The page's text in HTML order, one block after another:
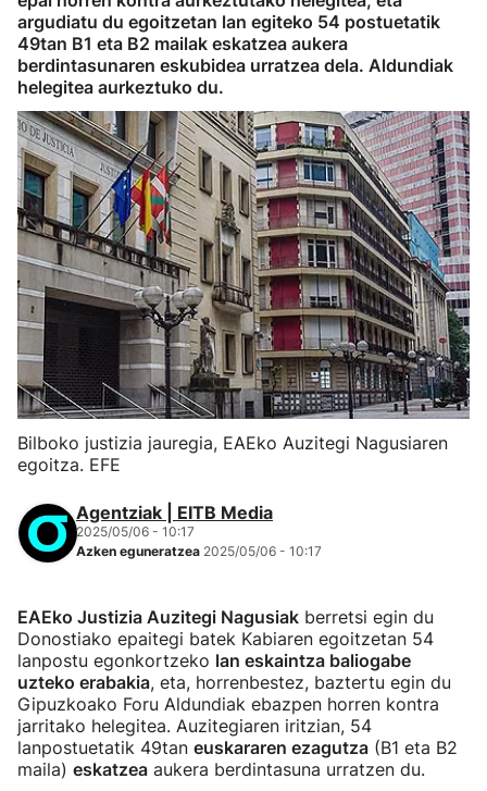
argudiatu du egoitzetan lan egiteko 54 postuetatik
49tan B1 eta B2 mailak eskatzea aukera
berdintasunaren eskubidea urratzea dela. Aldundiak
helegitea aurkeztuko du.
Bilboko justizia jauregia, EAEko Auzitegi Nagusiaren
egoitza. EFE
Agentziak | EITB Media
2025/05/06 - 10:17
Azken eguneratzea 2025/05/06 - 10:17
EAEko Justizia Auzitegi Nagusiak berretsi egin du
Donostiako epaitegi batek Kabiaren egoitzetan 54
lanpostu egonkortzeko lan eskaintza baliogabe
uzteko erabakia, eta, horrenbestez, baztertu egin du
Gipuzkoako Foru Aldundiak ebazpen horren kontra
jarritako helegitea. Auzitegiaren iritzian, 54
lanpostuetatik 49tan euskararen ezagutza (B1 eta B2
maila) eskatzea aukera berdintasuna urratzen du.